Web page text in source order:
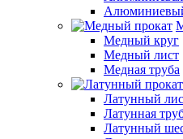
Медный круг
Медный лист
Медная труба
Латунный
Латунная
Латунный